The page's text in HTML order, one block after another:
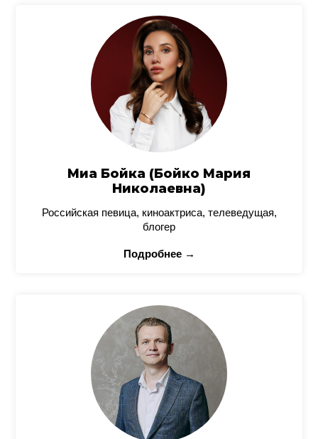
Миа Бойка (Бойко Мария
Николаевна)
Российская певица, киноактриса, телеведущая,
блогер
Подробнее →